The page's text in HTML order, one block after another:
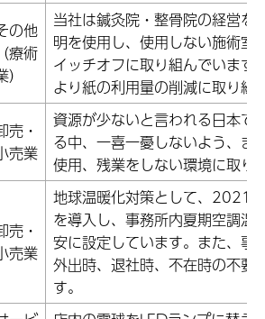
の他
（療術
）
当社は鍼灸院・整骨院の経営を
明を使用し、使用しない施術室
イッチオフに取り組んでいます
より紙の利用量の削減に取り組
売・
売業
資源が少ないと言われる日本で
る中、一喜一憂しないよう、ま
使用、残業をしない環境に取り
売・
売業
地球温暖化対策として、2021
を導入し、事務所内夏期空調
安に設定しています。また、事
外出時、退社時、不在時の不要
す。